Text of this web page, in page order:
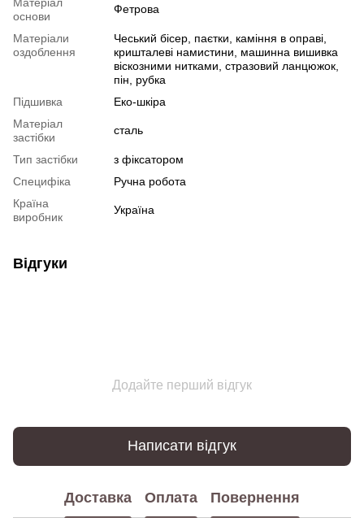
основи
Фетрова
Матеріали
оздоблення
Чеський бісер, паєтки, каміння в оправі,
кришталеві намистини, машинна вишивка
віскозними нитками, стразовий ланцюжок,
пін, рубка
Підшивка
Еко-шкіра
Матеріал
застібки
сталь
Тип застібки
з фіксатором
Специфіка
Ручна робота
Країна
виробник
Україна
Відгуки
Додайте перший відгук
Написати відгук
Доставка Оплата Повернення